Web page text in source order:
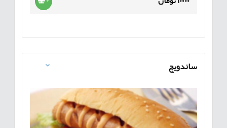
ساندویچ